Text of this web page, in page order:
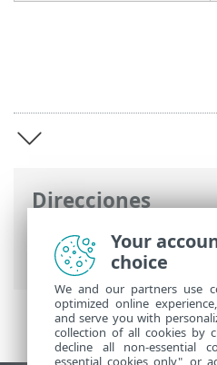
Direcciones
Ayuda en línea de ESET
Security >Visión
Your
choice
We and our partners use
optimized online
and serve you with
collection of all cookies by
decline all non-essential
essential cookies only", or